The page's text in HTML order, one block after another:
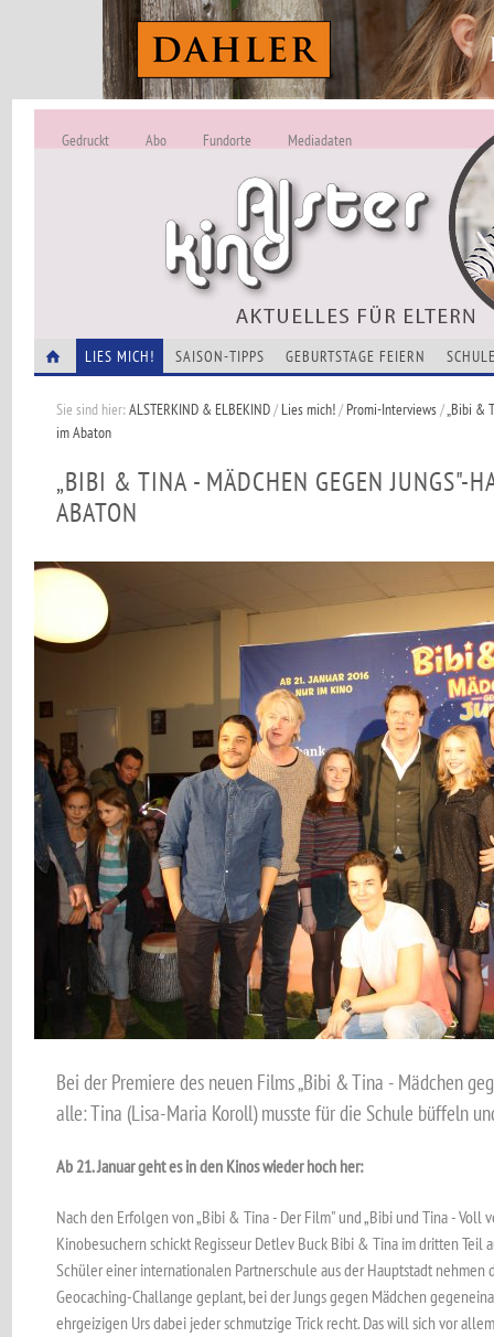
ALSTERKIND -
Alles Neu
Gedruckt Abo Fundorte Mediadaten
LIES MICH! SAISON-TIPPS GEBURTSTAGE FEIERN
Sie sind hier:ALSTERKIND & ELBEKIND/Lies mich!/Promi-Interviews/„Bibi &
im Abaton
„BIBI & TINA - MÄDCHEN GEGEN JUNGS"-
ABATON
Bei der Premiere des neuen Films „Bibi & Tina - Mädchen
alle: Tina (Lisa-Maria Koroll) musste für die Schule büffeln
Ab 21. Januar geht es in den Kinos wieder hoch her:
Nach den Erfolgen von „Bibi & Tina - Der Film" und „Bibi und Tina -
Kinobesuchern schickt Regisseur Detlev Buck Bibi & Tina im dritten Teil
Schüler einer internationalen Partnerschule aus der Hauptstadt nehmen
Geocaching-Challange geplant, bei der Jungs gegen Mädchen
ehrgeizigen Urs dabei jeder schmutzige Trick recht. Das will sich vor